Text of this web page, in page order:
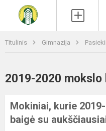
Titulinis Gimnazija
2019-2020
Mokiniai, kurie
baigė su